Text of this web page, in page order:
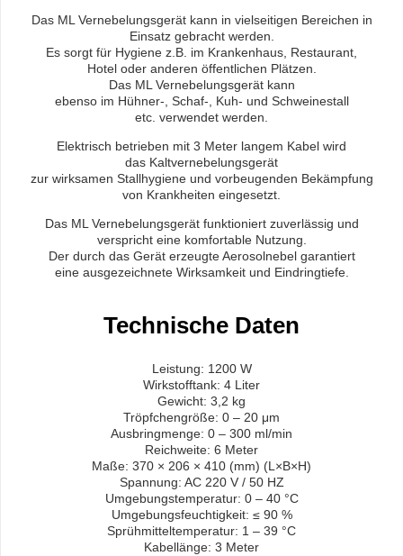
Das ML Vernebelungsgerät kann in vielseitigen Bereichen in
Einsatz gebracht werden.
Es sorgt für Hygiene z.B. im Krankenhaus, Restaurant,
Hotel oder anderen öffentlichen Plätzen.
Das ML Vernebelungsgerät kann
ebenso im Hühner-, Schaf-, Kuh- und Schweinestall
etc. verwendet werden.
Elektrisch betrieben mit 3 Meter langem Kabel wird
das Kaltvernebelungsgerät
zur wirksamen Stallhygiene und vorbeugenden Bekämpfung
von Krankheiten eingesetzt.
Das ML Vernebelungsgerät funktioniert zuverlässig und
verspricht eine komfortable Nutzung.
Der durch das Gerät erzeugte Aerosolnebel garantiert
eine ausgezeichnete Wirksamkeit und Eindringtiefe.
Technische Daten
Leistung: 1200 W
Wirkstofftank: 4 Liter
Gewicht: 3,2 kg
Tröpfchengröße: 0 – 20 μm
Ausbringmenge: 0 – 300 ml/min
Reichweite: 6 Meter
Maße: 370 × 206 × 410 (mm) (L×B×H)
Spannung: AC 220 V / 50 HZ
Umgebungstemperatur: 0 – 40 °C
Umgebungsfeuchtigkeit: ≤ 90 %
Sprühmitteltemperatur: 1 – 39 °C
Kabellänge: 3 Meter